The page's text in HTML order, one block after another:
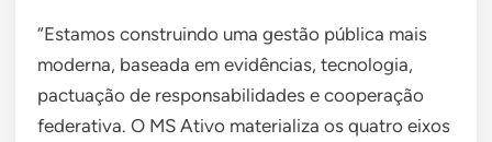
“Estamos construindo uma gestão pública mais
moderna, baseada em evidências, tecnologia,
pactuação de responsabilidades e cooperação
federativa. O MS Ativo materializa os quatro eixos